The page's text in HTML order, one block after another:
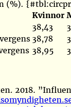
(%).
Kvinnor
38,43
38,78
38,95
2018.